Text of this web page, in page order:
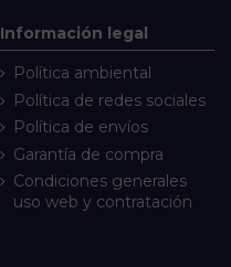
Información legal
Política ambiental
Política de redes sociales
Política de envíos
Garantía de compra
Condiciones generales
uso web y contratación